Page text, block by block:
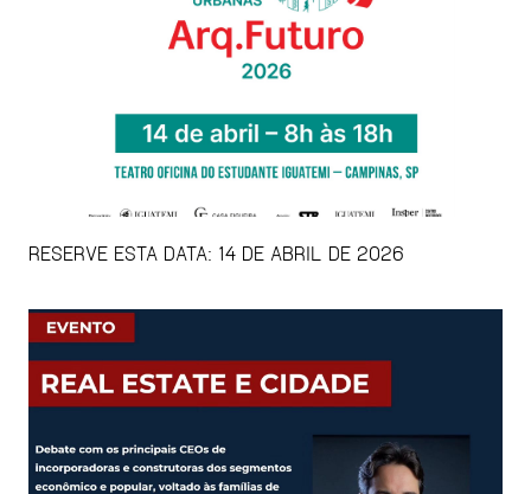
RESERVE ESTA DATA: 14 DE ABRIL DE 2026